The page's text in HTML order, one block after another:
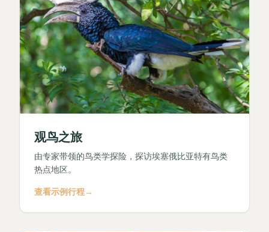
观鸟之旅
由专家带领的鸟类学探险，探访埃塞俄比亚特有鸟类
热点地区。
查看示例行程→